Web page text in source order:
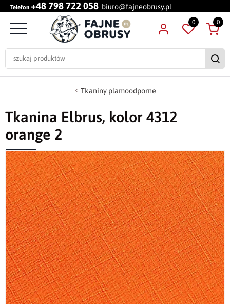
Telefon +48 798 722 058 biuro@fajneobrusy.pl
0 0
Tkaniny plamoodporne
Tkanina Elbrus, kolor 4312
orange 2